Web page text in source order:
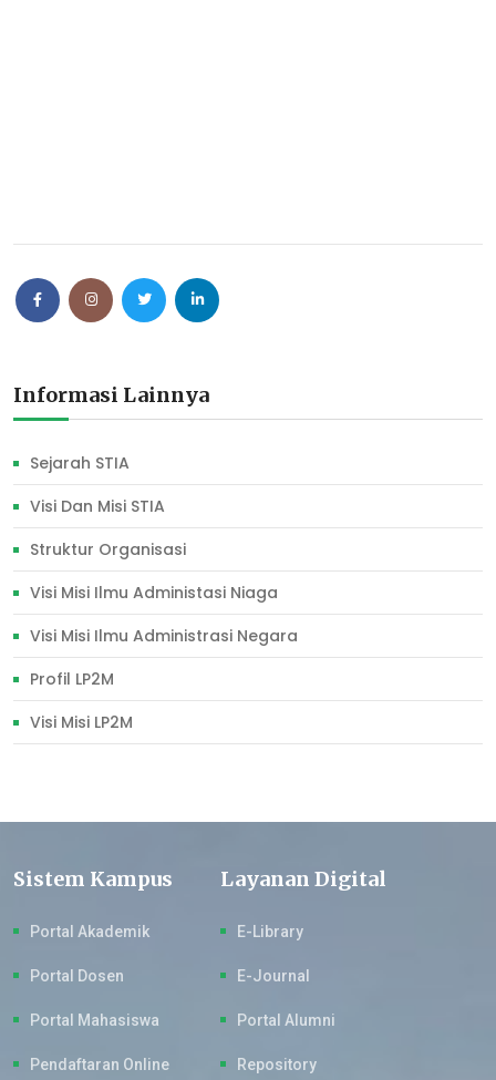
Informasi Lainnya
Sejarah STIA
Visi Dan Misi STIA
Struktur Organisasi
Visi Misi Ilmu Administasi Niaga
Visi Misi Ilmu Administrasi Negara
Profil LP2M
Visi Misi LP2M
Sistem Kampus
Portal Akademik
Portal Dosen
Portal Mahasiswa
Pendaftaran Online
Layanan Digital
E-Library
E-Journal
Portal Alumni
Repository